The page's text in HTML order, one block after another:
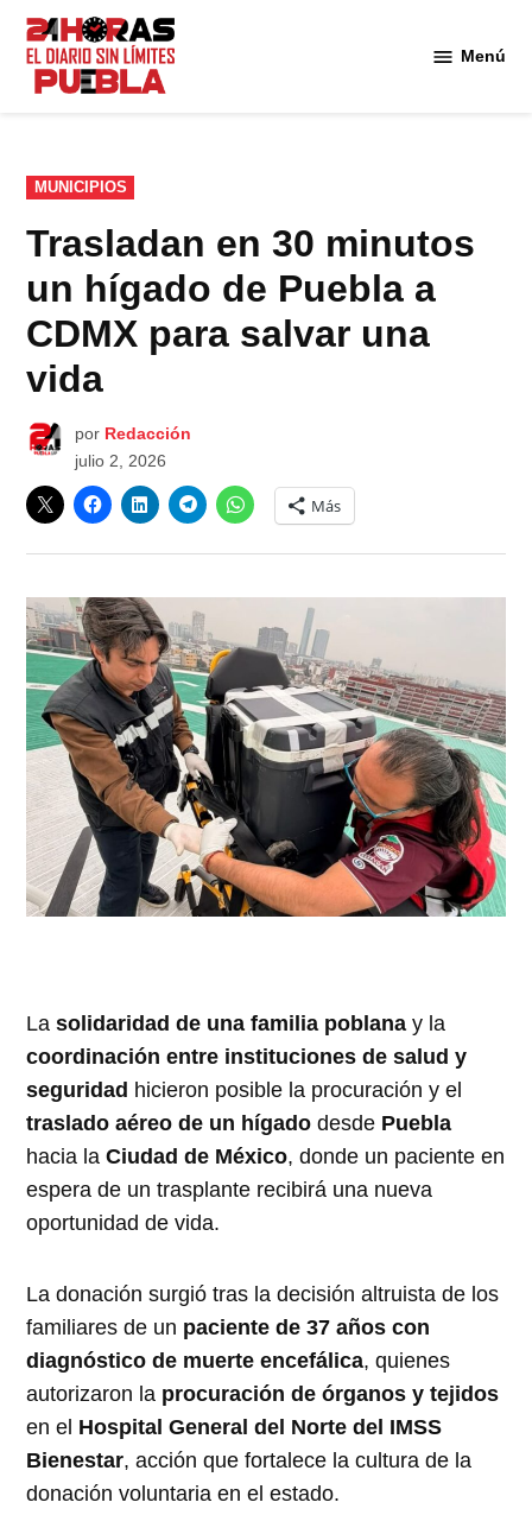
Saltar
contenido
Menú
PUBLICADO
EN
MUNICIPIOS
Trasladan en 30 minutos
un hígado de Puebla a
CDMX para salvar una
vida
por Redacción
julio 2, 2026
Más
Lasolidaridad de una familia poblana y la
coordinación entre instituciones de salud y
seguridad hicieron posible la procuración y el
traslado aéreo de un hígado desde Puebla
hacia laCiudad de México, donde un paciente en
espera de un trasplante recibirá una nueva
oportunidad de vida.
La donación surgió tras la decisión altruista de los
familiares de un paciente de 37 años con
diagnóstico de muerte encefálica, quienes
autorizaron la procuración de órganos y tejidos
en el Hospital General del Norte del IMSS
Bienestar, acción que fortalece la cultura de la
donación voluntaria en el estado.